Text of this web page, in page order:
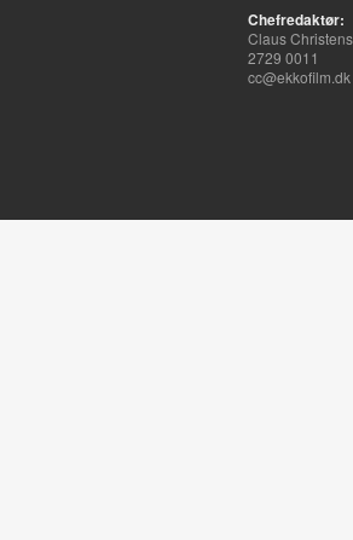
Chefredaktør:
Claus
2729 0011
cc@ekkofilm.dk